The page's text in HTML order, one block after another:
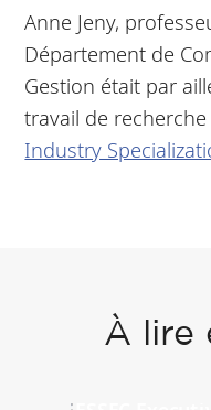
Anne Jeny,
Département de
Gestion était par
travail de
Industry
À lire